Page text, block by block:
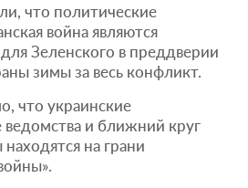
что политические
война являются
Зеленского в преддверии
зимы за весь конфликт.
что украинские
и ближний круг
на грани